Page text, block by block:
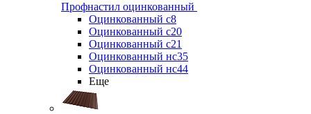
Профнастил оцинкованный
Оцинкованный с8
Оцинкованный с20
Оцинкованный с21
Оцинкованный нс35
Оцинкованный нс44
Еще